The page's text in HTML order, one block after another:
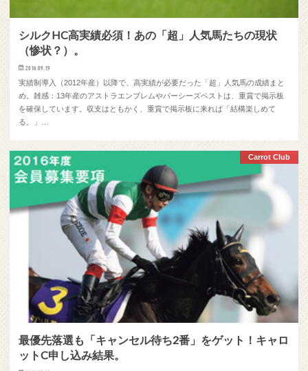
シルクHC高実績必須！あの「超」人気馬たちの現状
（惨状？）。
2016.09.19
実績制導入（2012年産）以降で、高実績が必要だった「超」人気馬の成績まと
め。雑感：13年産のアストラエンブレムやパーシーズベストは、重賞で掲示板
を確保しています。収支はともかく、重賞で掲示板に来れば「結構楽しめて
る。」…
Carrot Club
最優先落選も「キャンセル待ち2番」をゲット！キャロ
ットC申し込み結果。